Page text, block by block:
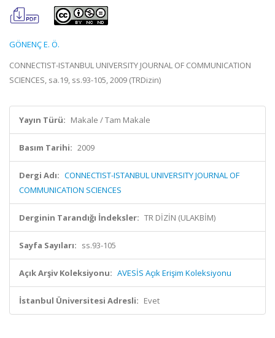
GÖNENÇ E. Ö.
CONNECTIST-ISTANBUL UNIVERSITY JOURNAL OF COMMUNICATION
SCIENCES, sa.19, ss.93-105, 2009 (TRDizin)
Yayın Türü: Makale / Tam Makale
Basım Tarihi: 2009
Dergi Adı: CONNECTIST-ISTANBUL UNIVERSITY JOURNAL OF
COMMUNICATION SCIENCES
Derginin Tarandığı İndeksler: TR DİZİN (ULAKBİM)
Sayfa Sayıları: ss.93-105
Açık Arşiv Koleksiyonu: AVESİS Açık Erişim Koleksiyonu
İstanbul Üniversitesi Adresli: Evet